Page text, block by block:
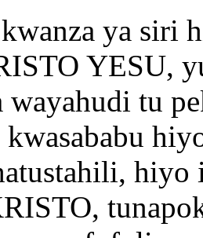
kwanza ya
YESU,
wayahudi tu